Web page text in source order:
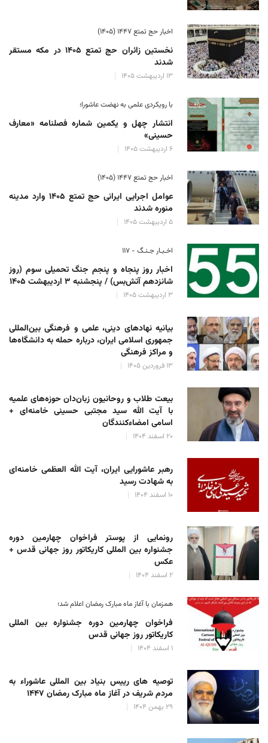
اخبار حج تمتع ۱۴۴۷ (۱۴۰۵)
نخستین زائران حج تمتع ۱۴۰۵ در مکه مستقر
شدند
۱۳ اردیبهشت ۱۴۰۵
با رویکردی علمی به نهضت عاشورا؛
انتشار چهل و یکمین شماره فصلنامه «معارف
حسینی»
۶ اردیبهشت ۱۴۰۵
اخبار حج تمتع ۱۴۴۷ (۱۴۰۵)
عوامل اجرایی ایرانی حج تمتع ۱۴۰۵ وارد مدینه
منوره ‌شدند
۵ اردیبهشت ۱۴۰۵
اخـبـار جـنـگ - ۱۱۷
اخبار روز پنجاه و پنجم جنگ تحمیلی سوم (روز
شانزدهم آتش‌بس) / پنجشنبه ۳ اردیبهشت ۱۴۰۵
۳ اردیبهشت ۱۴۰۵
بیانیه نهادهای دینی، علمی و فرهنگی بین‌المللی
جمهوری اسلامی ایران، درباره حمله به دانشگاه‌ها
و مراکز فرهنگی
۱۳ فروردین ۱۴۰۵
بیعت طلاب و روحانیون زبان‌دان حوزه‌های علمیه
با آیت الله سید مجتبی حسینی خامنه‌ای +
اسامی امضاءکنندگان
۲۰ اسفند ۱۴۰۴
رهبر عاشورایی ایران، آیت الله العظمی خامنه‌ای
به شهادت رسید
۱۰ اسفند ۱۴۰۴
رونمایی از پوستر فراخوان چهارمین دوره
جشنواره بین المللی کاریکاتور روز جهانی قدس +
عکس
۲ اسفند ۱۴۰۴
همزمان با آغاز ماه مبارک رمضان اعلام شد؛
فراخوان چهارمین دوره جشنواره بین المللی
کاریکاتور روز جهانی قدس
۱ اسفند ۱۴۰۴
توصیه های رییس بنیاد بین المللی عاشوراء به
مردم شریف در آغاز ماه مبارک رمضان ۱۴۴۷
۲۹ بهمن ۱۴۰۴